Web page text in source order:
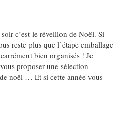
c’est le réveillon de Noël. Si
reste plus que l’étape emballage
bien organisés ! Je
proposer une sélection
noël … Et si cette année vous